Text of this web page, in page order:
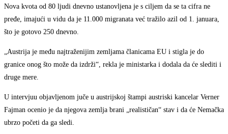
Nova kvota od 80 ljudi dnevno ustanovljena je s ciljem da se ta cifra ne
pređe, imajući u vidu da je 11.000 migranata već tražilo azil od 1. januara,
što je gotovo 250 dnevno.
„Austrija je među najtraženijim zemljama članicama EU i stigla je do
granice onog što može da izdrži“, rekla je ministarka i dodala da će slediti i
druge mere.
U intervjuu objavljenom juče u austrijskoj štampi austriski kancelar Verner
Fajman ocenio je da njegova zemlja brani „realističan“ stav i da će Nemačka
ubrzo početi da ga sledi.